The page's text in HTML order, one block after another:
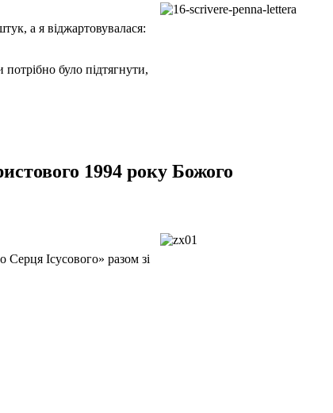
а я віджартовувалася:
було підтягнути,
1994 року Божого
Серця Ісусового» разом зі